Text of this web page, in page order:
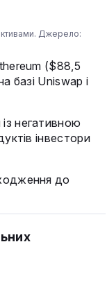
Джерело:
($88,5
базі Uniswap і
негативною
інвестори
до